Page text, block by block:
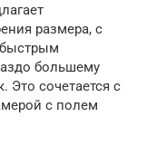
размера, с
большему
Это сочетается с
с полем